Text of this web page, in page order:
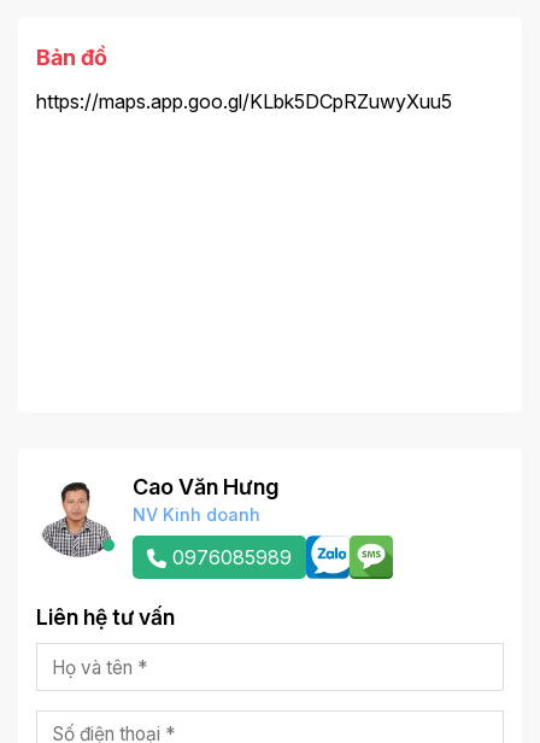
Bản đồ
https://maps.app.goo.gl/KLbk5DCpRZuwyXuu5
Cao Văn Hưng
NV Kinh doanh
0976085989
Liên hệ tư vấn